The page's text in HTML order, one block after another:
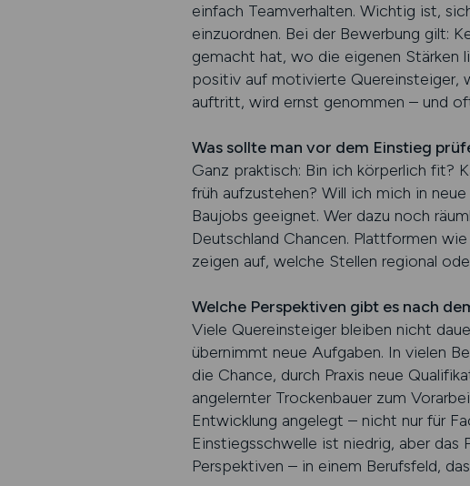
einfach Teamverhalten. Wichtig ist,
einzuordnen. Bei der Bewerbung gilt:
gemacht hat, wo die eigenen Stärken
positiv auf motivierte Quereinsteiger,
auftritt, wird ernst genommen – und
Was sollte man vor dem Einstieg
Ganz praktisch: Bin ich körperlich fit?
früh aufzustehen? Will ich mich in
Baujobs geeignet. Wer dazu noch
Deutschland Chancen. Plattformen
zeigen auf, welche Stellen regional
Welche Perspektiven gibt es nach
Viele Quereinsteiger bleiben nicht
übernimmt neue Aufgaben. In vielen
die Chance, durch Praxis neue
angelernter Trockenbauer zum
Entwicklung angelegt – nicht nur für
Einstiegsschwelle ist niedrig, aber
Perspektiven – in einem Berufsfeld,